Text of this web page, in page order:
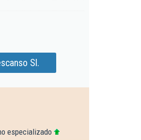
Sl.
especializado